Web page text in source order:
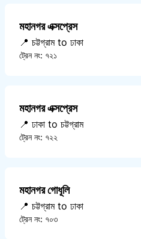
মহানগর এক্সপ্রেস
📍 চট্টগ্রাম to ঢাকা
ট্রেন নং: ৭২১
মহানগর এক্সপ্রেস
📍 ঢাকা to চট্টগ্রাম
ট্রেন নং: ৭২২
মহানগর গোধূলি
📍 চট্টগ্রাম to ঢাকা
ট্রেন নং: ৭০৩